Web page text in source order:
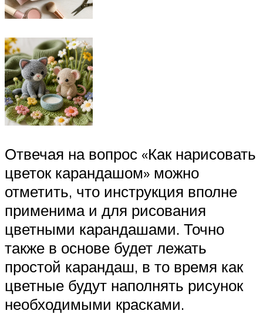
Отвечая на вопрос «Как нарисовать
цветок карандашом» можно
отметить, что инструкция вполне
применима и для рисования
цветными карандашами. Точно
также в основе будет лежать
простой карандаш, в то время как
цветные будут наполнять рисунок
необходимыми красками.